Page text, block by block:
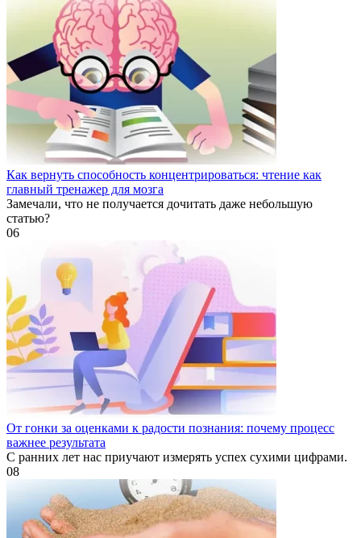
Как вернуть способность концентрироваться: чтение как
главный тренажер для мозга
Замечали, что не получается дочитать даже небольшую
статью?
06
От гонки за оценками к радости познания: почему процесс
важнее результата
С ранних лет нас приучают измерять успех сухими цифрами.
08